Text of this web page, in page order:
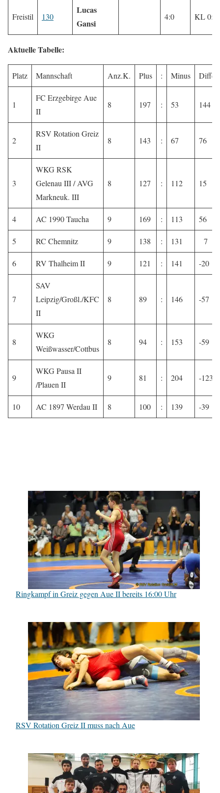
Freistil 130
Lucas
Gansi
4:0 KL 0:0
Aktuelle Tabelle:
Platz Mannschaft Anz.K. Plus : Minus
1
FC Erzgebirge Aue
II
8 197 : 53 144
2
RSV Rotation Greiz
II
8 143 : 67 76
3
WKG RSK
Gelenau III / AVG
Markneuk. III
8 127 : 112 15
4 AC 1990 Taucha 9 169 : 113 56
5 RC Chemnitz 9 138 : 131 7
6 RV Thalheim II 9 121 : 141 -20
7
SAV
Leipzig/Großl./KFC
II
8 89 : 146 -57
8
WKG
Weißwasser/Cottbus
8 94 : 153 -59
9
WKG Pausa II
/Plauen II
9 81 : 204 -123
10 AC 1897 Werdau II 8 100 : 139 -39
Ringkampf in Greiz gegen Aue II bereits 16:00 Uhr
RSV Rotation Greiz II muss nach Aue